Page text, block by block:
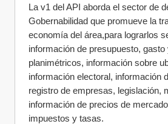
La v1 del API aborda el sector de
Gobernabilidad que promueve la
economía del área,para lograrlos
información de presupuesto,
planimétricos, información sobre
información electoral, información
registro de empresas, legislación,
información de precios de
impuestos y tasas.